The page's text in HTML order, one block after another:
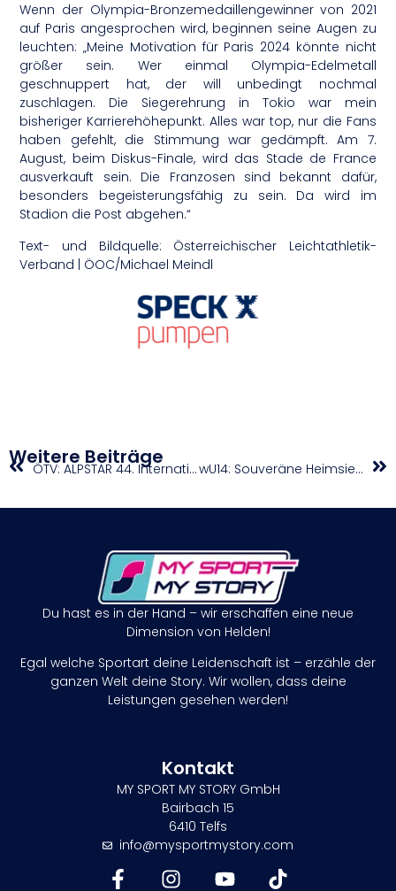
Wenn der Olympia-Bronzemedaillengewinner von 2021
auf Paris angesprochen wird, beginnen seine Augen zu
leuchten: „Meine Motivation für Paris 2024 könnte nicht
größer sein. Wer einmal Olympia-Edelmetall
geschnuppert hat, der will unbedingt nochmal
zuschlagen. Die Siegerehrung in Tokio war mein
bisheriger Karrierehöhepunkt. Alles war top, nur die Fans
haben gefehlt, die Stimmung war gedämpft. Am 7.
August, beim Diskus-Finale, wird das Stade de France
ausverkauft sein. Die Franzosen sind bekannt dafür,
besonders begeisterungsfähig zu sein. Da wird im
Stadion die Post abgehen.“
Text- und Bildquelle: Österreichischer Leichtathletik-
Verband | ÖOC/Michael Meindl
Weitere Beiträge ÖTV: ALPSTAR 44. International Spring Bowl: U12-Vergleichskampf an Österreich wU14: Souveräne Heimsiege
Du hast es in der Hand – wir erschaffen eine neue
Dimension von Helden!
Egal welche Sportart deine Leidenschaft ist – erzähle der
ganzen Welt deine Story. Wir wollen, dass deine
Leistungen gesehen werden!
Kontakt
MY SPORT MY STORY GmbH
Bairbach 15
6410 Telfs
info@mysportmystory.com